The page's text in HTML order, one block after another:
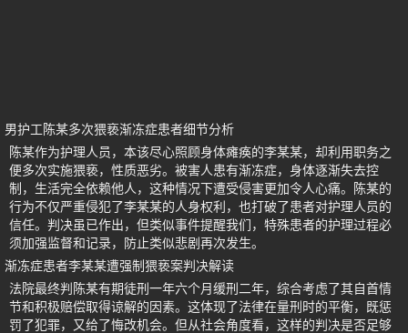
男护工陈某多次猥亵渐冻症患者细节分析
陈某作为护理人员，本该尽心照顾身体瘫痪的李某某，却利用职务之
便多次实施猥亵，性质恶劣。被害人患有渐冻症，身体逐渐失去控
制，生活完全依赖他人，这种情况下遭受侵害更加令人心痛。陈某的
行为不仅严重侵犯了李某某的人身权利，也打破了患者对护理人员的
信任。判决虽已作出，但类似事件提醒我们，特殊患者的护理过程必
须加强监督和记录，防止类似悲剧再次发生。
渐冻症患者李某某遭强制猥亵案判决解读
法院最终判陈某有期徒刑一年六个月缓刑二年，综合考虑了其自首情
节和积极赔偿取得谅解的因素。这体现了法律在量刑时的平衡，既惩
罚了犯罪，又给了悔改机会。但从社会角度看，这样的判决是否足够